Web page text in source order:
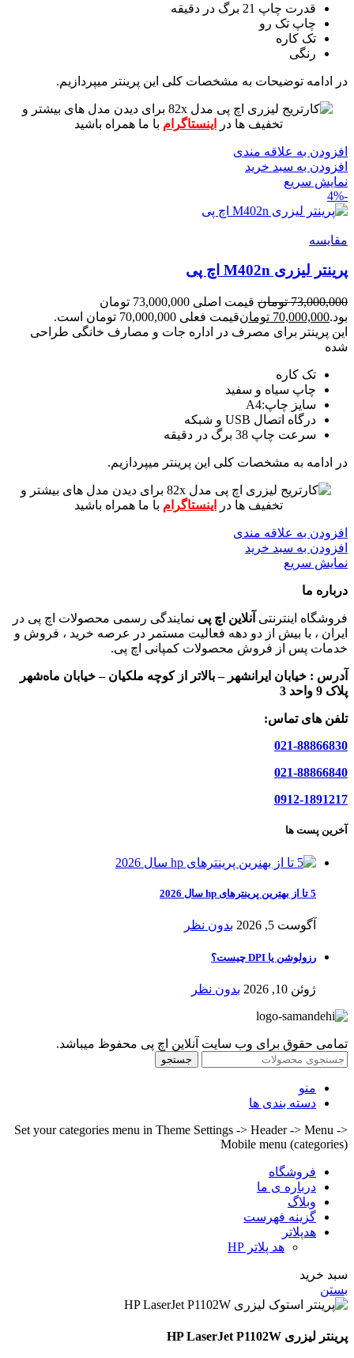
قدرت چاپ 21 برگ در دقیقه
چاپ تک رو
تک کاره
رنگی
در ادامه توضیحات به مشخصات کلی این پرینتر میپردازیم.
برای دیدن مدل های بیشتر و
تخفیف ها در
اینستاگرام با ما همراه باشید
افزودن به علاقه مندی
افزودن به سبد خرید
نمایش سریع
-4%
مقايسه
پرینتر لیزری M402n اچ پی
73,000,000 تومان
قیمت اصلی 73,000,000 تومان
بود.70,000,000 تومانقیمت فعلی 70,000,000 تومان است.
این پرینتر برای مصرف در اداره جات و مصارف خانگی طراحی
شده
تک کاره
چاپ سیاه و سفید
سایز چاپ:A4
درگاه اتصال USB و شبکه
سرعت چاپ 38 برگ در دقیقه
در ادامه به مشخصات کلی این پرینتر میپردازیم.
برای دیدن مدل های بیشتر و
تخفیف ها در
اینستاگرام با ما همراه باشید
افزودن به علاقه مندی
افزودن به سبد خرید
نمایش سریع
درباره ما
فروشگاه اینترنتی آنلاین اچ پی نمایندگی رسمی محصولات اچ پی در
ایران ، با بیش از دو دهه فعالیت مستمر در عرصه خرید ، فروش و
خدمات پس از فروش محصولات کمپانی اچ پی.
آدرس : خیابان ایرانشهر – بالاتر از کوچه ملکیان – خیابان ماه‌شهر
پلاک 9 واحد 3
تلفن های تماس:
021-88866830
021-88866840
0912-1891217
آخرین پست ها
5 تا از بهترین پرینترهای hp سال 2026
آگوست 5, 2026 بدون نظر
رزولوشن یا DPI چیست؟
ژوئن 10, 2026 بدون نظر
تمامی حقوق برای وب سایت آنلاین اچ پی محفوظ میباشد.
جستجو
منو
دسته بندی ها
Set your categories menu in Theme Settings -> Header -> Menu ->
Mobile menu (categories)
فروشگاه
درباره ی ما
وبلاگ
گزینه فهرست
هدپلاتر
هد پلاتر HP
سبد خرید
بستن
پرینتر لیزری HP LaserJet P1102W